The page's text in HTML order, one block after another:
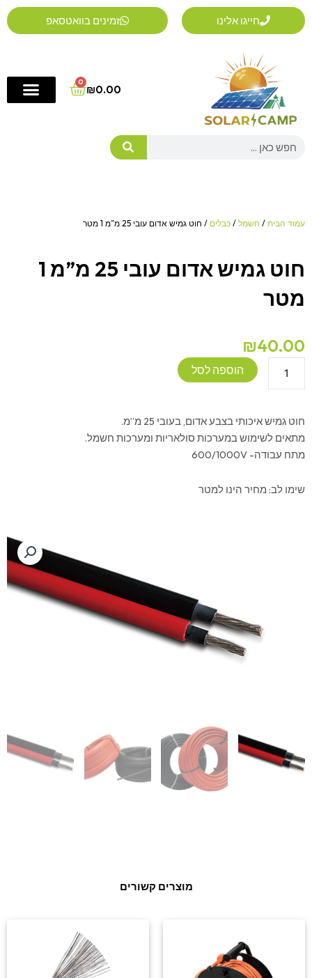
דילוג
לתוכן
חייגו אלינו זמינים בוואטסאפ
₪0.00
0
Cart
Search
עמוד הבית / חשמל / כבלים / חוט גמיש אדום עובי 25 מ”מ 1 מטר
חוט גמיש אדום עובי 25 מ”מ 1
מטר
₪40.00
הוספה לסל
חוט גמיש איכותי בצבע אדום, בעובי 25 מ”מ.
מתאים לשימוש במערכות סולאריות ומערכות חשמל.
מתח עבודה- 600/1000V
שימו לב: מחיר הינו למטר
מוצרים קשורים